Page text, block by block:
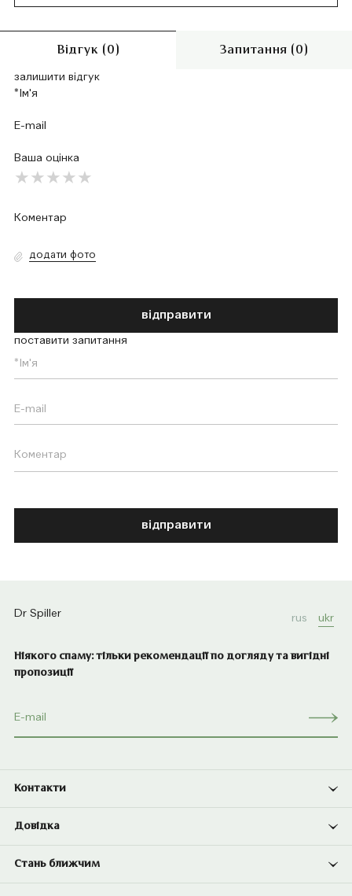
Відгук (0) Запитання (0)
залишити відгук
Ваша оцінка
додати фото
відправити
поставити запитання
відправити
Dr Spiller rus ukr
Ніякого спаму: тільки рекомендації по догляду та вигідні
пропозиції
Контакти
Довідка
Стань ближчим